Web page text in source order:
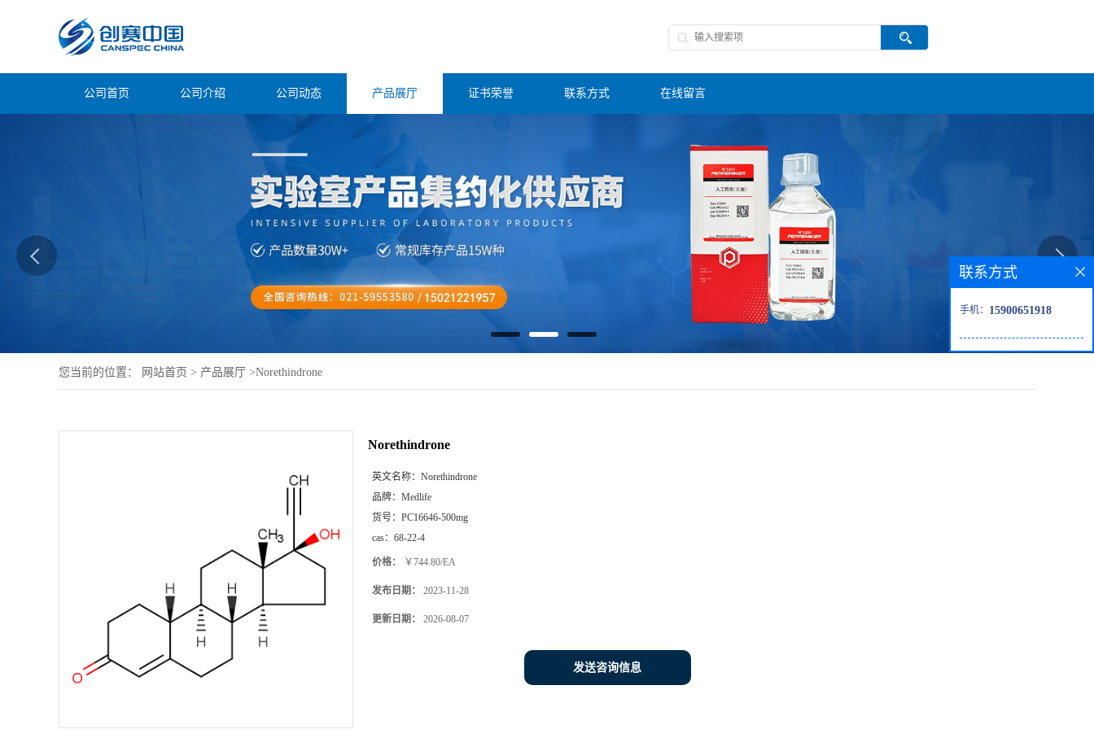
公司首页 公司介绍 公司动态 产品展厅 证书荣誉 联系方式 在线留言
您当前的位置： 网站首页 > 产品展厅 >Norethindrone
Norethindrone
英文名称： Norethindrone
品牌： Medlife
货号： PC16646-500mg
cas： 68-22-4
价格： ￥744.80/EA
发布日期： 2023-11-28
更新日期： 2026-08-07
发送咨询信息
联系方式
手机： 15900651918